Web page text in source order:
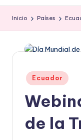
Inicio Países
Ecuador
de la